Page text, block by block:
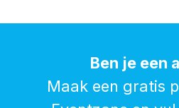
Ben je een
Maak een gratis